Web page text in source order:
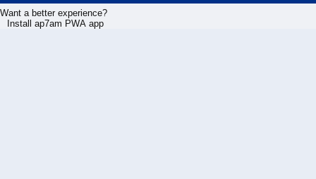
Want a better experience?
Install ap7am PWA app